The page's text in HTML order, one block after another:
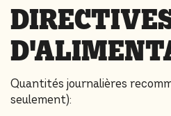
Quantités journalières
seulement):